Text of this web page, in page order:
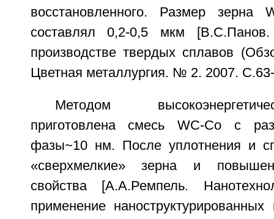
восстановленного. Размер
составлял 0,2-0,5 мкм
производстве твердых сплавов
Цветная металлургия. № 2. 2007.
Методом
приготовлена смесь WC-Co с
фазы~10 нм. После уплотнения и
«сверхмелкие» зерна и
свойства [А.А.Ремпель.
применение